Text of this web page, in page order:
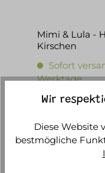
Mimi & Lula - Haarspangen Pompon-
Kirschen
Sofort
Werktage
9,90 €*
Wir
Diese Website
bestmögliche